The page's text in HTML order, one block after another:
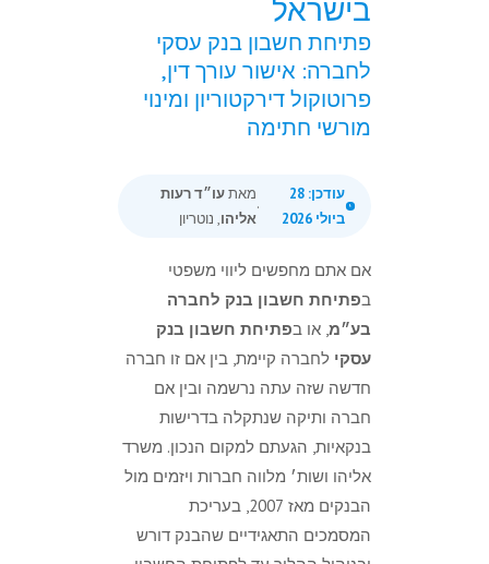
בישראל
פתיחת חשבון בנק עסקי
לחברה: אישור עורך דין,
פרוטוקול דירקטוריון ומינוי
מורשי חתימה
עודכן: 28
ביולי 2026
·
מאתעו״ד רעות
אליהו, נוטריון
אם אתם מחפשים ליווי משפטי
בפתיחת חשבון בנק לחברה
בע״מ, או בפתיחת חשבון בנק
עסקי לחברה קיימת, בין אם זו חברה
חדשה שזה עתה נרשמה ובין אם
חברה ותיקה שנתקלה בדרישות
בנקאיות, הגעתם למקום הנכון. משרד
אליהו ושות׳ מלווה חברות ויזמים מול
הבנקים מאז 2007, בעריכת
המסמכים התאגידיים שהבנק דורש